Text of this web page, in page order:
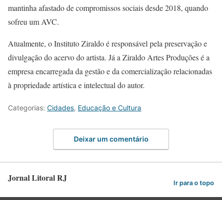
mantinha afastado de compromissos sociais desde 2018, quando
sofreu um AVC.
Atualmente, o Instituto Ziraldo é responsável pela preservação e
divulgação do acervo do artista. Já a Ziraldo Artes Produções é a
empresa encarregada da gestão e da comercialização relacionadas
à propriedade artística e intelectual do autor.
Categorias: Cidades, Educação e Cultura
Deixar um comentário
Jornal Litoral RJ Ir para o topo